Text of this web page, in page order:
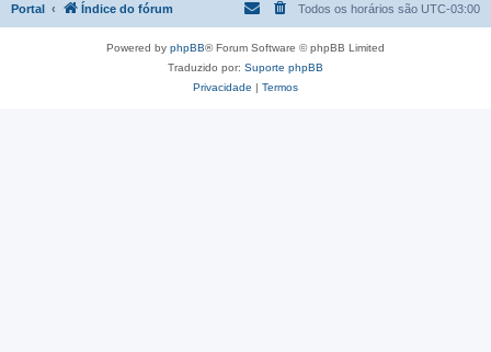
Portal Índice do fórum Todos os horários são UTC-03:00
Powered by phpBB® Forum Software © phpBB Limited
Traduzido por: Suporte phpBB
Privacidade | Termos